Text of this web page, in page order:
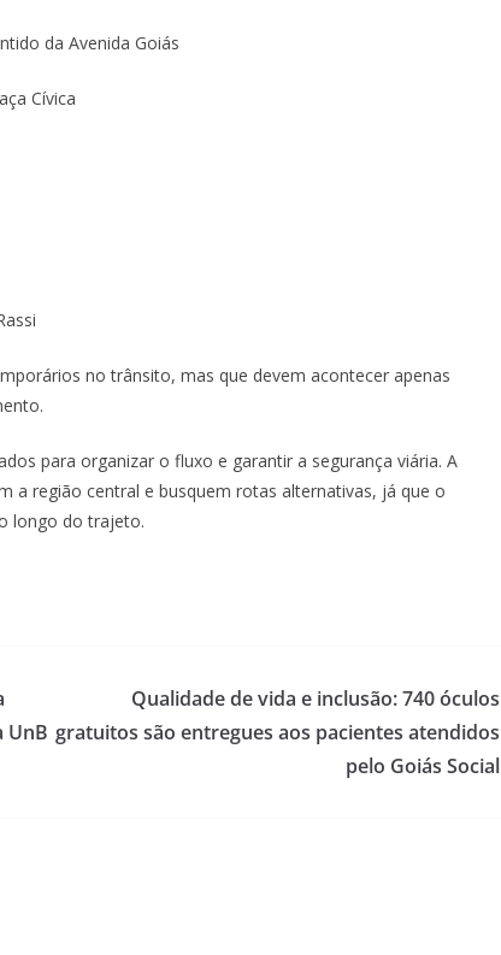
da Avenida Goiás
Cívica
no trânsito, mas que devem acontecer apenas
para organizar o fluxo e garantir a segurança viária. A
a região central e busquem rotas alternativas, já que o
longo do trajeto.
UnB
Qualidade de vida e inclusão: 740 óculos
gratuitos são entregues aos pacientes atendidos
pelo Goiás Social